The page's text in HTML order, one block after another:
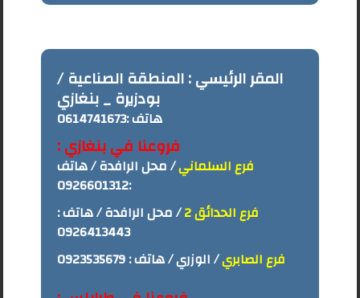
المقر الرئيسي : المنطقة الصناعية /
بودزيرة _ بنغازي
هاتف :0614741673
فروعنا في بنغازي :
فرع السلماني/ محل الرافدة / هاتف
:
0926601312
فرع الحدائق 2 / محل الرافدة / هاتف :
0926413443
فرع الصابري/ الوزري / هاتف :0923535679